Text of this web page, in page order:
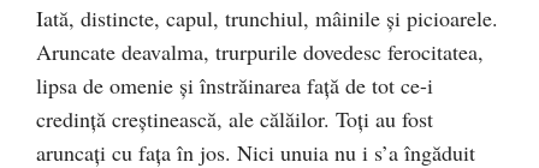
Iată, distincte, capul, trunchiul, mâinile şi picioarele.
Aruncate deavalma, trurpurile dovedesc ferocitatea,
lipsa de omenie şi înstrăinarea faţă de tot ce-i
credinţă creştinească, ale călăilor. Toţi au fost
aruncaţi cu faţa în jos. Nici unuia nu i s’a îngăduit